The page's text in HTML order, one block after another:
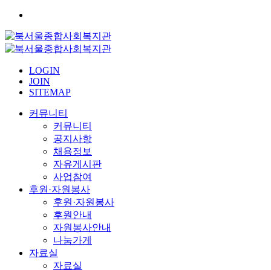
LOGIN
JOIN
SITEMAP
커뮤니티
커뮤니티
공지사항
채용정보
자유게시판
사업참여
후원·자원봉사
후원·자원봉사
후원안내
자원봉사안내
나눔가게
자료실
자료실